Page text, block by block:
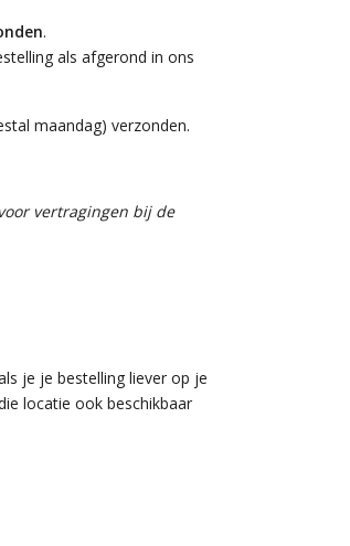
.
als afgerond in ons
maandag) verzonden.
vertragingen bij de
je je bestelling liever op je
locatie ook beschikbaar